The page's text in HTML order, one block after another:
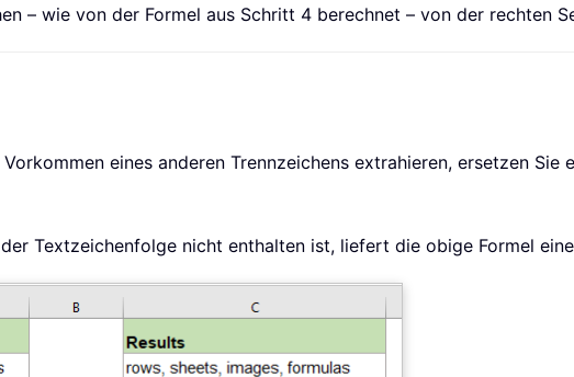
– wie von der Formel aus Schritt 4 berechnet – von der rechten
eines anderen Trennzeichens extrahieren, ersetzen
Textzeichenfolge nicht enthalten ist, liefert die obige Formel